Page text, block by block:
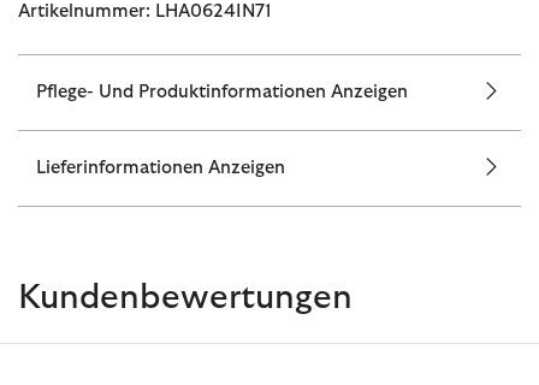
Artikelnummer: LHA0624IN71
Pflege- Und Produktinformationen Anzeigen
Lieferinformationen Anzeigen
Kundenbewertungen